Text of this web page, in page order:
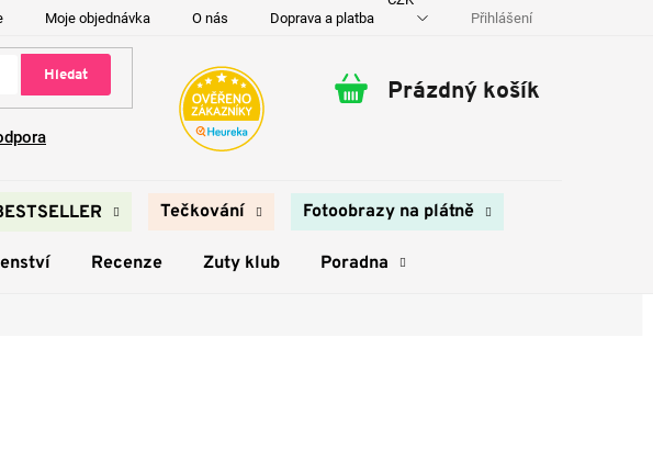
Moje objednávka O nás Doprava a platba Kontakty Přihlášení
Hledat
Nákupní
Prázdný košík
Tečkování Fotoobrazy na plátně
Recenze Zuty klub Poradna